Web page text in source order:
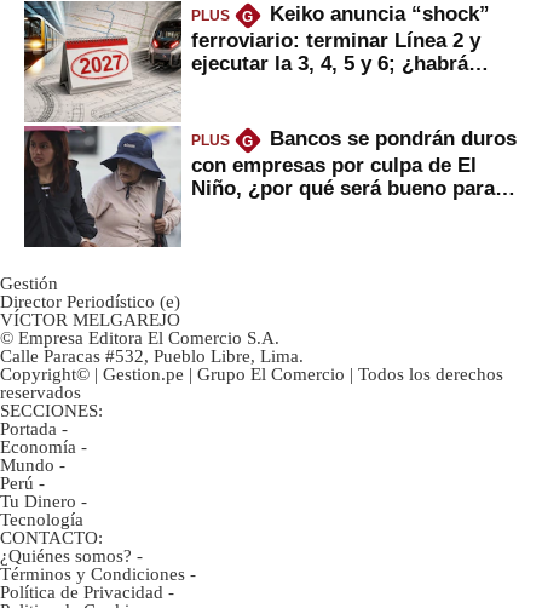
PLUS G
Keiko anuncia “shock”
ferroviario: terminar Línea 2 y
ejecutar la 3, 4, 5 y 6; ¿habrá
PLUS G
Bancos se pondrán duros
con empresas por culpa de El
Niño, ¿por qué será bueno para
Gestión
Director Periodístico (e)
VÍCTOR MELGAREJO
© Empresa Editora El Comercio S.A.
Calle Paracas #532, Pueblo Libre, Lima.
Copyright© | Gestion.pe | Grupo El Comercio | Todos los derechos
reservados
SECCIONES:
Portada -
Economía -
Mundo -
Perú -
Tu Dinero -
Tecnología
CONTACTO:
¿Quiénes somos? -
Términos y Condiciones -
Política de Privacidad -